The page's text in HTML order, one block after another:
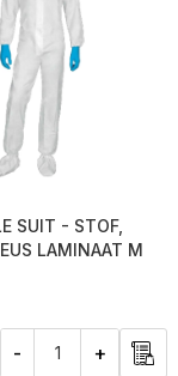
SUIT - STOF,
LAMINAAT M
- +